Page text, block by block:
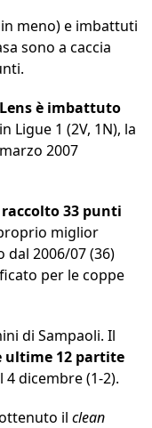
meno) e imbattuti
sono a caccia
Lens è imbattuto
in Ligue 1 (2V, 1N), la
2007
raccolto 33 punti
miglior
2006/07 (36)
per le coppe
di Sampaoli. Il
ultime 12 partite
4 dicembre (1-2).
il clean